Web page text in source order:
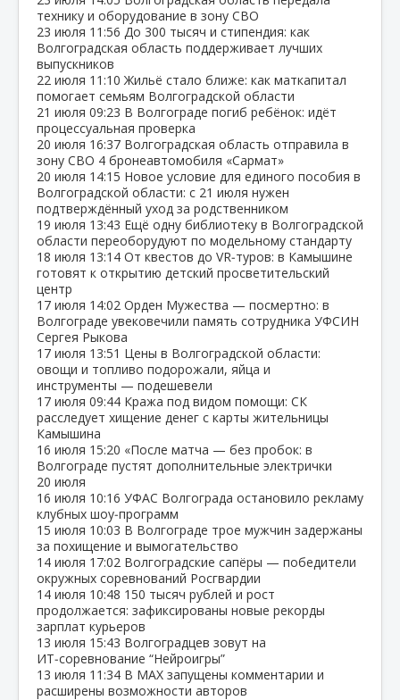
технику и оборудование в зону СВО
23 июля 11:56 До 300 тысяч и стипендия: как
Волгоградская область поддерживает лучших
выпускников
22 июля 11:10 Жильё стало ближе: как маткапитал
помогает семьям Волгоградской области
21 июля 09:23 В Волгограде погиб ребёнок: идёт
процессуальная проверка
20 июля 16:37 Волгоградская область отправила в
зону СВО 4 бронеавтомобиля «Сармат»
20 июля 14:15 Новое условие для единого пособия в
Волгоградской области: с 21 июля нужен
подтверждённый уход за родственником
19 июля 13:43 Ещё одну библиотеку в Волгоградской
области переоборудуют по модельному стандарту
18 июля 13:14 От квестов до VR‑туров: в Камышине
готовят к открытию детский просветительский
центр
17 июля 14:02 Орден Мужества — посмертно: в
Волгограде увековечили память сотрудника УФСИН
Сергея Рыкова
17 июля 13:51 Цены в Волгоградской области:
овощи и топливо подорожали, яйца и
инструменты — подешевели
17 июля 09:44 Кража под видом помощи: СК
расследует хищение денег с карты жительницы
Камышина
16 июля 15:20 «После матча — без пробок: в
Волгограде пустят дополнительные электрички
20 июля
16 июля 10:16 УФАС Волгограда остановило рекламу
клубных шоу‑программ
15 июля 10:03 В Волгограде трое мужчин задержаны
за похищение и вымогательство
14 июля 17:02 Волгоградские сапёры — победители
окружных соревнований Росгвардии
14 июля 10:48 150 тысяч рублей и рост
продолжается: зафиксированы новые рекорды
зарплат курьеров
13 июля 15:43 Волгоградцев зовут на
ИТ‑соревнование “Нейроигры”
13 июля 11:34 В МАХ запущены комментарии и
расширены возможности авторов